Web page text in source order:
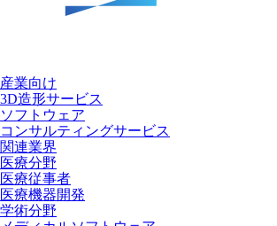
産業向け
3D造形サービス
ソフトウェア
コンサルティングサービス
関連業界
医療分野
医療従事者
医療機器開発
学術分野